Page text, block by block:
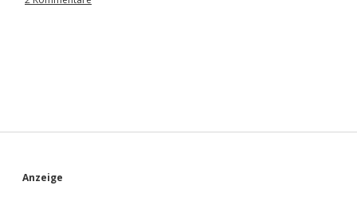
S
Anzeige